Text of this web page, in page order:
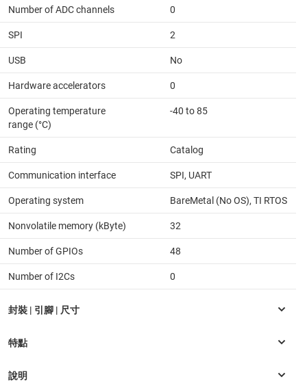
Number of ADC channels 0
SPI 2
USB No
Hardware accelerators 0
Operating temperature
range (°C)
-40 to 85
Rating Catalog
Communication interface SPI, UART
Operating system BareMetal (No OS), TI RTOS
Nonvolatile memory (kByte) 32
Number of GPIOs 48
Number of I2Cs 0